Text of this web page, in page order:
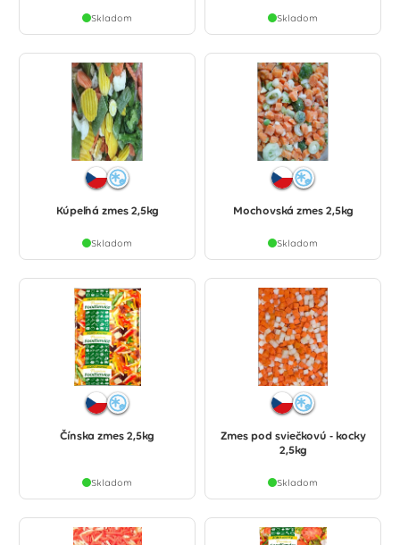
Skladom Skladom
Kúpeľná zmes 2,5kg
Skladom
Mochovská zmes 2,5kg
Skladom
Čínska zmes 2,5kg
Skladom
Zmes pod sviečkovú - kocky
2,5kg
Skladom